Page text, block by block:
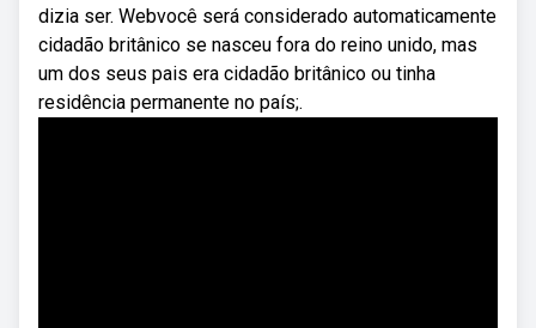
dizia ser. Webvocê será considerado automaticamente
cidadão britânico se nasceu fora do reino unido, mas
um dos seus pais era cidadão britânico ou tinha
residência permanente no país;.